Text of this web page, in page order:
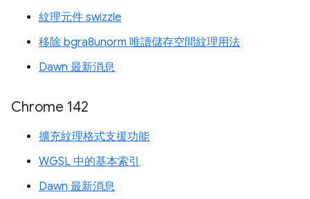
紋理元件 swizzle
移除 bgra8unorm 唯讀儲存空間紋理用法
Dawn 最新消息
Chrome 142
擴充紋理格式支援功能
WGSL 中的基本索引
Dawn 最新消息